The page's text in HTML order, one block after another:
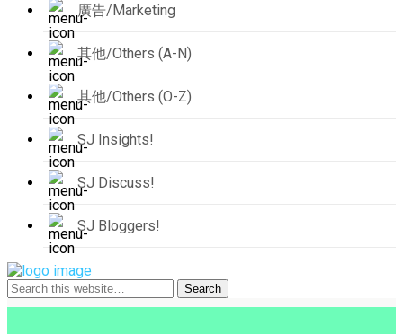
廣告/Marketing
其他/Others (A-N)
其他/Others (O-Z)
SJ Insights!
SJ Discuss!
SJ Bloggers!